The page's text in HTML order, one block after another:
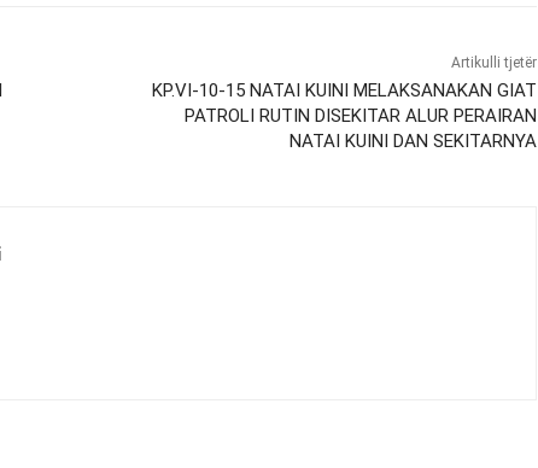
Artikulli tjetër
KP.VI-10-15 NATAI KUINI MELAKSANAKAN GIAT
PATROLI RUTIN DISEKITAR ALUR PERAIRAN
NATAI KUINI DAN SEKITARNYA